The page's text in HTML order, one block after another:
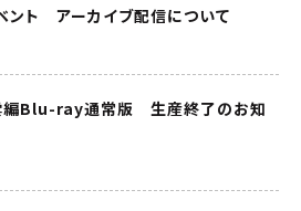
ント アーカイブ配信について
雲編Blu-ray通常版 生産終了のお知